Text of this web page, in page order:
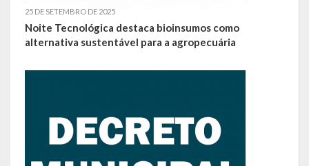
Saúde
Serviços Oferecidos pela Secretaria de Saúde
ATOS NORMATIVOS
LEIS ORDINÁRIAS
25 DE SETEMBRO DE 2025
Noite Tecnológica destaca bioinsumos como
alternativa sustentável para a agropecuária